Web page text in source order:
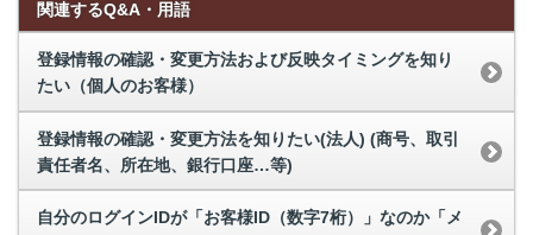
関連するQ&A・用語
登録情報の確認・変更方法および反映タイミングを知り
たい（個人のお客様）
登録情報の確認・変更方法を知りたい(法人) (商号、取引
責任者名、所在地、銀行口座…等)
自分のログインIDが「お客様ID（数字7桁）」なのか「メ